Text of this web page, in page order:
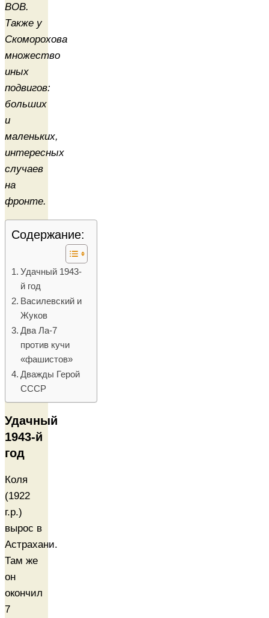
ВОВ.
Также у
Скоморохова
множество
иных
подвигов:
больших
и
маленьких,
интересных
случаев
на
фронте.
Содержание:
Удачный 1943-
й год
Василевский и
Жуков
Два Ла-7
против кучи
«фашистов»
Дважды Герой
СССР
Удачный
1943-й
год
Коля
(1922
г.р.)
вырос в
Астрахани.
Там же
он
окончил
7